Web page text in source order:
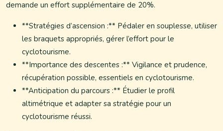
demande un effort supplémentaire de 20%.
**Stratégies d’ascension :** Pédaler en souplesse, utiliser
les braquets appropriés, gérer l’effort pour le
cyclotourisme.
**Importance des descentes :** Vigilance et prudence,
récupération possible, essentiels en cyclotourisme.
**Anticipation du parcours :** Étudier le profil
altimétrique et adapter sa stratégie pour un
cyclotourisme réussi.